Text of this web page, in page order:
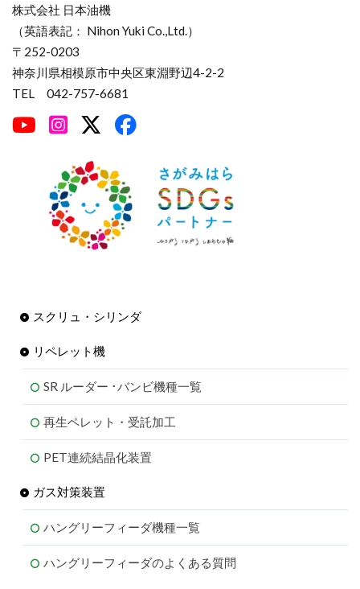
株式会社 日本油機
（英語表記： Nihon Yuki Co.,Ltd.）
〒252-0203
神奈川県相模原市中央区東淵野辺4-2-2
TEL 042-757-6681
スクリュ・シリンダ
リペレット機
SR ルーダー ･バンビ機種一覧
再生ペレット・受託加工
PET連続結晶化装置
ガス対策装置
ハングリーフィーダ機種一覧
ハングリーフィーダのよくある質問